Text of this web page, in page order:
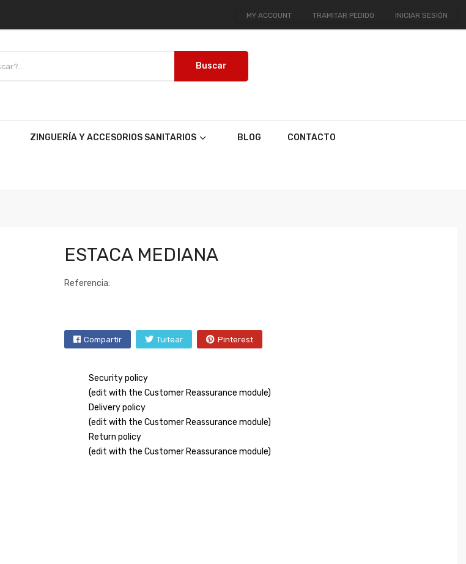
MY ACCOUNT TRAMITAR PEDIDO INICIAR SESIÓN
Buscar
ZINGUERÍA Y ACCESORIOS SANITARIOS BLOG CONTACTO
ESTACA MEDIANA
Referencia:
Compartir Tuitear Pinterest
Security policy
(edit with the Customer Reassurance module)
Delivery policy
(edit with the Customer Reassurance module)
Return policy
(edit with the Customer Reassurance module)